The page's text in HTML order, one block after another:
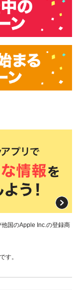
国のApple Inc.の登録商
す。